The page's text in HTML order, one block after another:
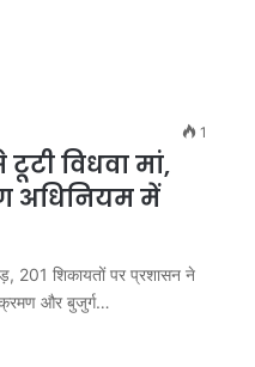
1
विधवा मां,
अधिनियम में
201 शिकायतों पर प्रशासन ने
और बुजुर्ग…